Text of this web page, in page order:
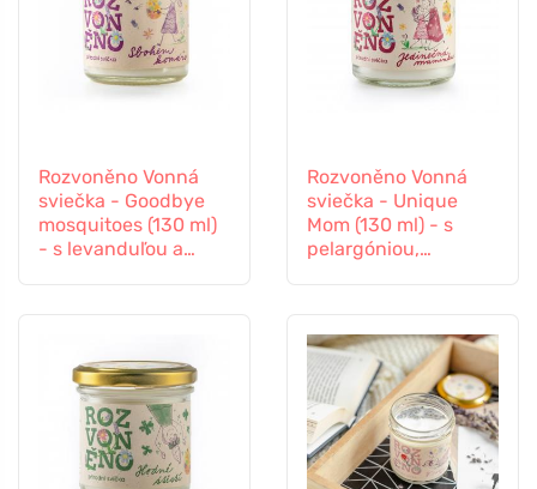
Rozvoněno Vonná
sviečka - Goodbye
mosquitoes (130 ml)
- s levanduľou a
Rozvoněno Vonná
sviečka - Unique
Mom (130 ml) - s
pelargóniou,